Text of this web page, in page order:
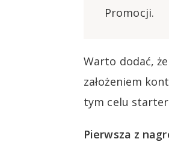
Promocji.
Warto dodać,
założeniem
tym celu starter
Pierwsza z